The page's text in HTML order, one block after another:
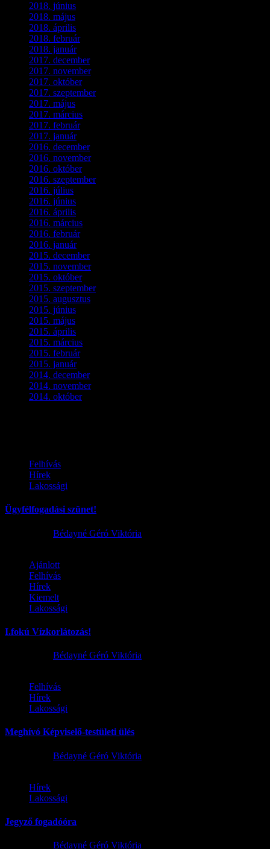
2018. június
2018. május
2018. április
2018. február(2)
2018. január(2)
2017. december(4)
2017. november(3)
2017. október(4)
2017. szeptember(1)
2017. május
2017. március
2017. február(1)
2017. január(2)
2016. december(1)
2016. november(1)
2016. október(6)
2016. szeptember(5)
2016. július
2016. június
2016. április
2016. március
2016. február(3)
2016. január(2)
2015. december(1)
2015. november(4)
2015. október(4)
2015. szeptember(5)
2015. augusztus
2015. június
2015. május
2015. április
2015. március
2015. február(2)
2015. január(5)
2014. december(4)
2014. november(1)
2014. október(2)
Felhívás
Hírek
Lakossági
Ügyfélfogadási szünet!
Bédayné Géró Viktória
Ajánlott
Felhívás
Hírek
Kiemelt
Lakossági
I.fokú Vízkorlátozás!
Bédayné Géró Viktória
Felhívás
Hírek
Lakossági
Meghívó Képviselő-testületi ülés
Bédayné Géró Viktória
Hírek
Lakossági
Jegyző fogadóóra
Bédayné Géró Viktória